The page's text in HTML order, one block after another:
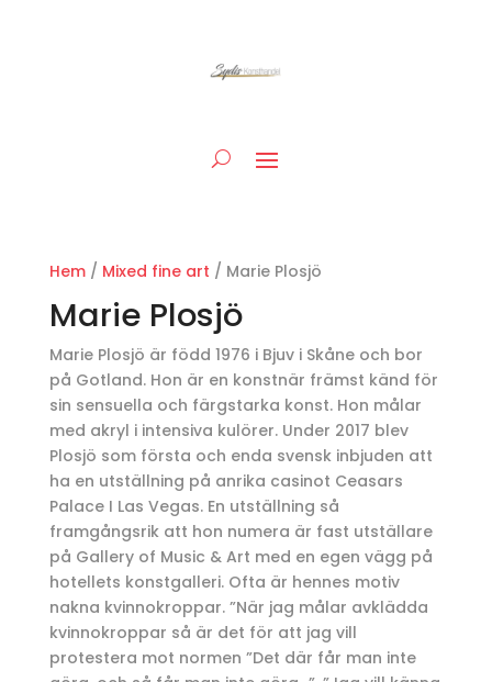
Hem/ Mixed fine art / Marie Plosjö
Marie Plosjö
Marie Plosjö är född 1976 i Bjuv i Skåne och bor
på Gotland. Hon är en konstnär främst känd för
sin sensuella och färgstarka konst. Hon målar
med akryl i intensiva kulörer. Under 2017 blev
Plosjö som första och enda svensk inbjuden att
ha en utställning på anrika casinot Ceasars
Palace I Las Vegas. En utställning så
framgångsrik att hon numera är fast utställare
på Gallery of Music & Art med en egen vägg på
hotellets konstgalleri. Ofta är hennes motiv
nakna kvinnokroppar. ”När jag målar avklädda
kvinnokroppar så är det för att jag vill
protestera mot normen ”Det där får man inte